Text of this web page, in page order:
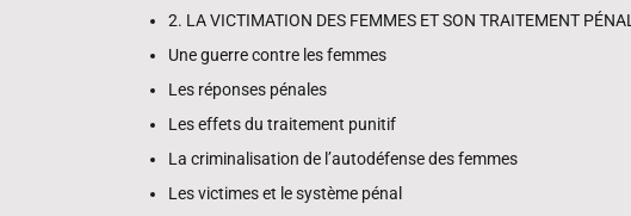
2. LA VICTIMATION DES FEMMES ET SON TRAITEMENT PÉNAL
Une guerre contre les femmes
Les réponses pénales
Les effets du traitement punitif
La criminalisation de l’autodéfense des femmes
Les victimes et le système pénal